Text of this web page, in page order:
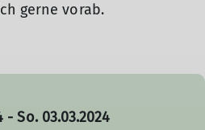
gerne vorab.
- So. 03.03.2024